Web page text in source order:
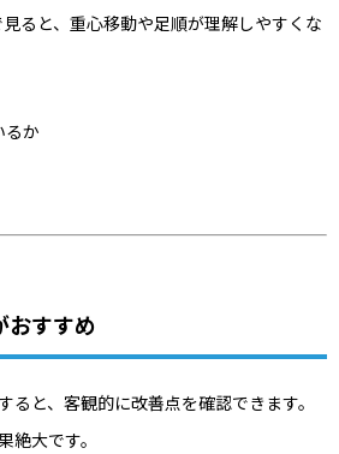
ると、重心移動や足順が理解しやすくな
るか
おすすめ
ると、客観的に改善点を確認できます。
絶大です。